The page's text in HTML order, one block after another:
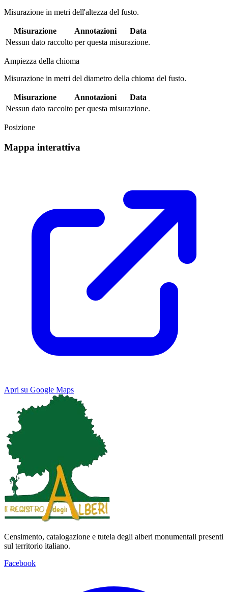
Misurazione in metri dell'altezza del fusto.
Misurazione Annotazioni
Data
Nessun dato raccolto per questa misurazione.
Ampiezza della chioma
Misurazione in metri del diametro della chioma del fusto.
Misurazione Annotazioni
Data
Nessun dato raccolto per questa misurazione.
Posizione
Mappa interattiva
Apri su Google Maps
Map Satellite
Keyboard shortcuts
Censimento, catalogazione e tutela degli alberi monumentali presenti
sul territorio italiano.
Facebook